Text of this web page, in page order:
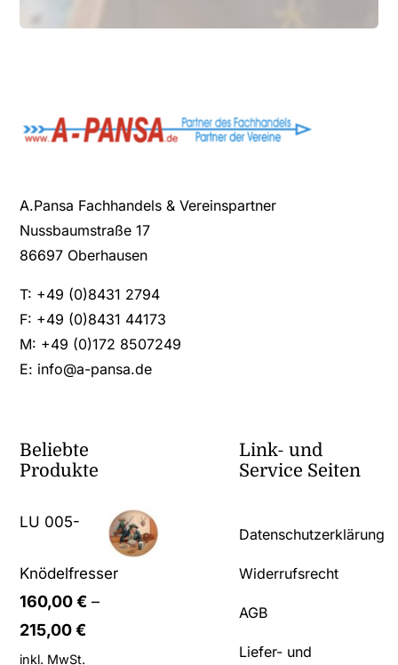
A.Pansa Fachhandels & Vereinspartner
Nussbaumstraße 17
86697 Oberhausen
T: +49 (0)8431 2794
F: +49 (0)8431 44173
M: +49 (0)172 8507249
E: info@a-pansa.de
Beliebte
Produkte
LU 005-
Knödelfresser
160,00€ –
215,00€
inkl. MwSt.
Link- und
Service Seiten
Datenschutzerklärung
Widerrufsrecht
AGB
Liefer- und